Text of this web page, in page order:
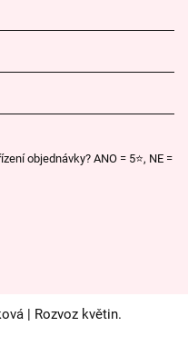
objednávky? ANO = 5⭐, NE =
| Rozvoz květin.